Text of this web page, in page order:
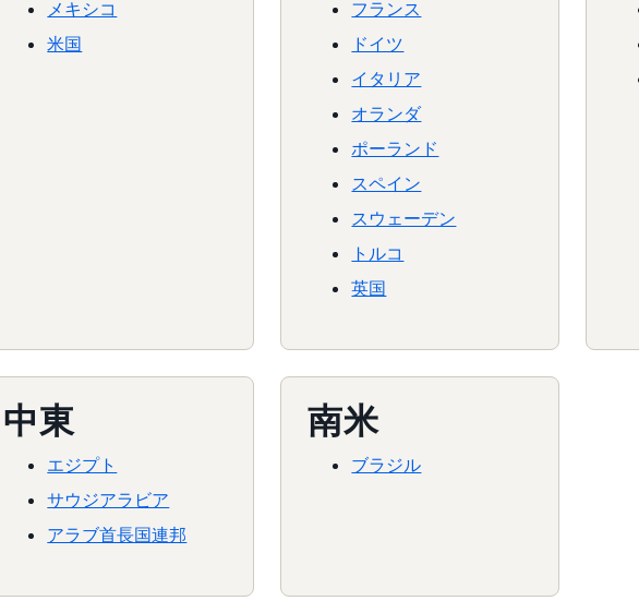
メキシコ
米国
フランス
ドイツ
イタリア
オランダ
ポーランド
スペイン
スウェーデン
トルコ
英国
中東
エジプト
サウジアラビア
アラブ首長国連邦
南米
ブラジル